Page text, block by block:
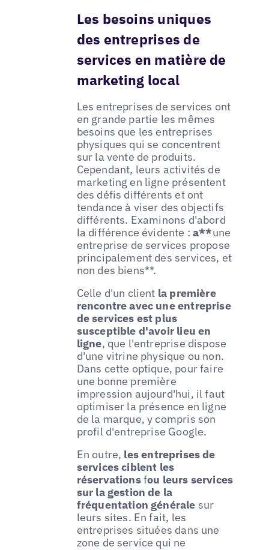
Les besoins uniques
des entreprises de
services en matière de
marketing local
Les entreprises de services ont
en grande partie les mêmes
besoins que les entreprises
physiques qui se concentrent
sur la vente de produits.
Cependant, leurs activités de
marketing en ligne présentent
des défis différents et ont
tendance à viser des objectifs
différents. Examinons d'abord
la différence évidente :a**une
entreprise de services propose
principalement des services, et
non des biens**.
Celle d'un client la première
rencontre avec une entreprise
de services est plus
susceptible d'avoir lieu en
ligne, que l'entreprise dispose
d'une vitrine physique ou non.
Dans cette optique, pour faire
une bonne première
impression aujourd'hui, il faut
optimiser la présence en ligne
de la marque, y compris son
profil d'entreprise Google.
En outre, les entreprises de
services ciblent les
réservationsfou leurs services
sur la gestion de la
fréquentation générale sur
leurs sites. En fait, les
entreprises situées dans une
zone de service qui ne